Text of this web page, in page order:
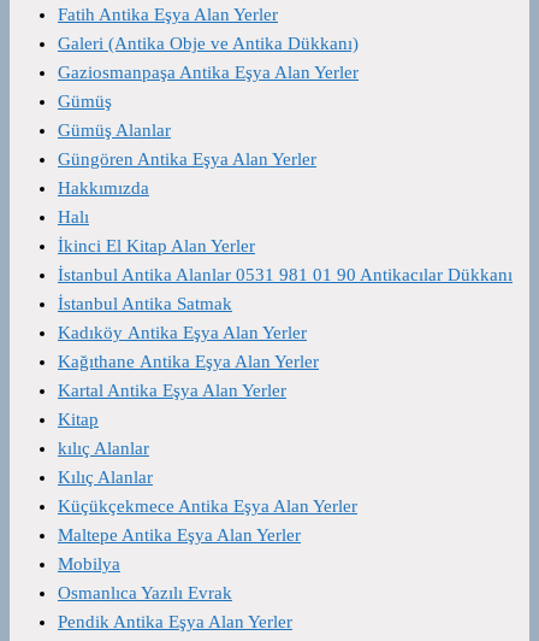
Fatih Antika Eşya Alan Yerler
Galeri (Antika Obje ve Antika Dükkanı)
Gaziosmanpaşa Antika Eşya Alan Yerler
Gümüş
Gümüş Alanlar
Güngören Antika Eşya Alan Yerler
Hakkımızda
Halı
İkinci El Kitap Alan Yerler
İstanbul Antika Alanlar 0531 981 01 90 Antikacılar Dükkanı
İstanbul Antika Satmak
Kadıköy Antika Eşya Alan Yerler
Kağıthane Antika Eşya Alan Yerler
Kartal Antika Eşya Alan Yerler
Kitap
kılıç Alanlar
Kılıç Alanlar
Küçükçekmece Antika Eşya Alan Yerler
Maltepe Antika Eşya Alan Yerler
Mobilya
Osmanlıca Yazılı Evrak
Pendik Antika Eşya Alan Yerler